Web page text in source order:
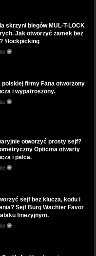
skrzyni biegów MUL-T-LOCK
Jak otworzyć zamek bez
#lockpicking
polskiej firmy Fana otworzony
i wypatroszony.
otworzyć prosty sejf?
Opticma otwarty
i palca.
sejf bez klucza, kodu i
Sejf Burg Wachter Favor
finezyjnym.